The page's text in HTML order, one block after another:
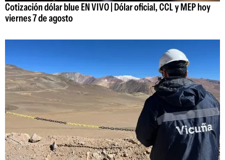
Cotización dólar blue EN VIVO | Dólar oficial, CCL y MEP hoy
viernes 7 de agosto